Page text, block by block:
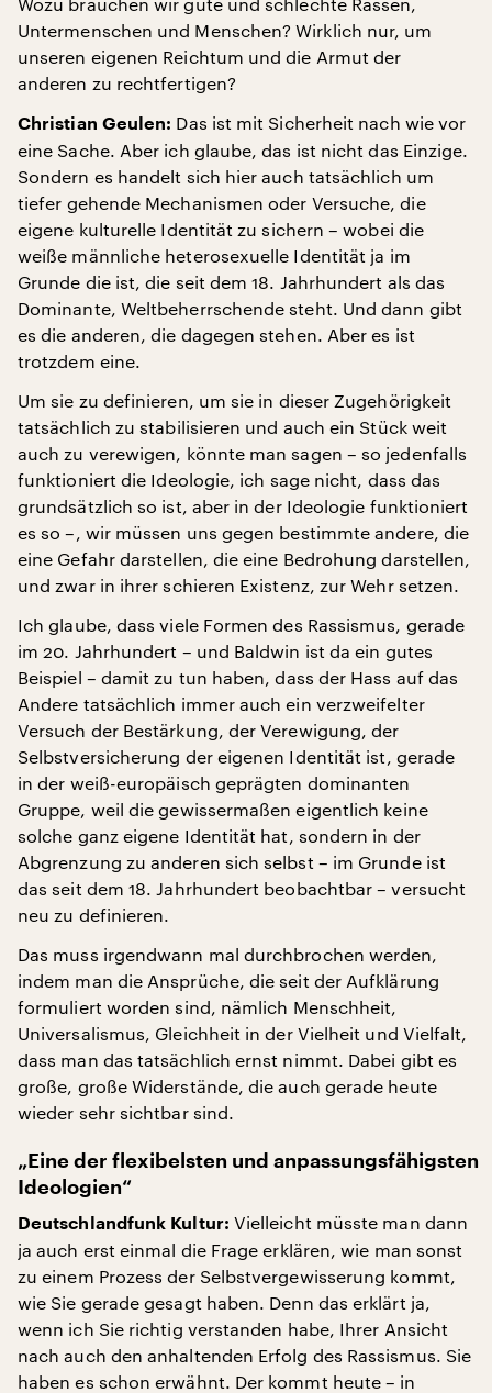
Untermenschen und Menschen? Wirklich nur, um
unseren eigenen Reichtum und die Armut der
anderen zu rechtfertigen?
Christian Geulen: Das ist mit Sicherheit nach wie vor
eine Sache. Aber ich glaube, das ist nicht das Einzige.
Sondern es handelt sich hier auch tatsächlich um
tiefer gehende Mechanismen oder Versuche, die
eigene kulturelle Identität zu sichern – wobei die
weiße männliche heterosexuelle Identität ja im
Grunde die ist, die seit dem 18. Jahrhundert als das
Dominante, Weltbeherrschende steht. Und dann gibt
es die anderen, die dagegen stehen. Aber es ist
trotzdem eine.
Um sie zu definieren, um sie in dieser Zugehörigkeit
tatsächlich zu stabilisieren und auch ein Stück weit
auch zu verewigen, könnte man sagen – so jedenfalls
funktioniert die Ideologie, ich sage nicht, dass das
grundsätzlich so ist, aber in der Ideologie funktioniert
es so –, wir müssen uns gegen bestimmte andere, die
eine Gefahr darstellen, die eine Bedrohung darstellen,
und zwar in ihrer schieren Existenz, zur Wehr setzen.
Ich glaube, dass viele Formen des Rassismus, gerade
im 20. Jahrhundert – und Baldwin ist da ein gutes
Beispiel – damit zu tun haben, dass der Hass auf das
Andere tatsächlich immer auch ein verzweifelter
Versuch der Bestärkung, der Verewigung, der
Selbstversicherung der eigenen Identität ist, gerade
in der weiß-europäisch geprägten dominanten
Gruppe, weil die gewissermaßen eigentlich keine
solche ganz eigene Identität hat, sondern in der
Abgrenzung zu anderen sich selbst – im Grunde ist
das seit dem 18. Jahrhundert beobachtbar – versucht
neu zu definieren.
Das muss irgendwann mal durchbrochen werden,
indem man die Ansprüche, die seit der Aufklärung
formuliert worden sind, nämlich Menschheit,
Universalismus, Gleichheit in der Vielheit und Vielfalt,
dass man das tatsächlich ernst nimmt. Dabei gibt es
große, große Widerstände, die auch gerade heute
wieder sehr sichtbar sind.
„Eine der flexibelsten und anpassungsfähigsten
Ideologien“
Deutschlandfunk Kultur: Vielleicht müsste man dann
ja auch erst einmal die Frage erklären, wie man sonst
zu einem Prozess der Selbstvergewisserung kommt,
wie Sie gerade gesagt haben. Denn das erklärt ja,
wenn ich Sie richtig verstanden habe, Ihrer Ansicht
nach auch den anhaltenden Erfolg des Rassismus. Sie
haben es schon erwähnt. Der kommt heute – in